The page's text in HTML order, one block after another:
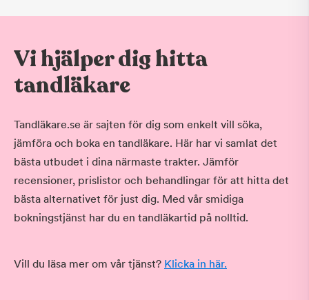
Vi hjälper dig hitta
tandläkare
Tandläkare.se är sajten för dig som enkelt vill söka,
jämföra och boka en tandläkare. Här har vi samlat det
bästa utbudet i dina närmaste trakter. Jämför
recensioner, prislistor och behandlingar för att hitta det
bästa alternativet för just dig. Med vår smidiga
bokningstjänst har du en tandläkartid på nolltid.
Vill du läsa mer om vår tjänst? Klicka in här.